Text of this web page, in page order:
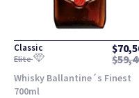
Classic $
Elite $
Whisky Ballantine´s Finest
700ml